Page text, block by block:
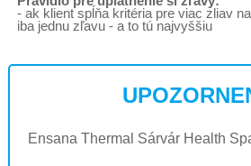
- ak klient spĺňa kritéria pre viac zliav
iba jednu zľavu - a to tú najvyššiu
Ensana Thermal Sárvár Health